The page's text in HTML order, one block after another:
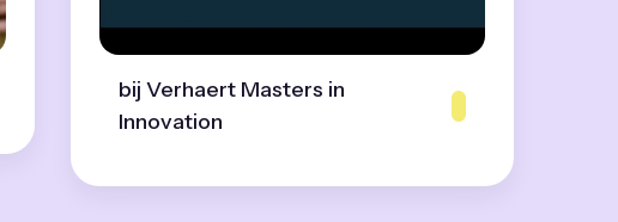
bij Verhaert Masters in
Innovation